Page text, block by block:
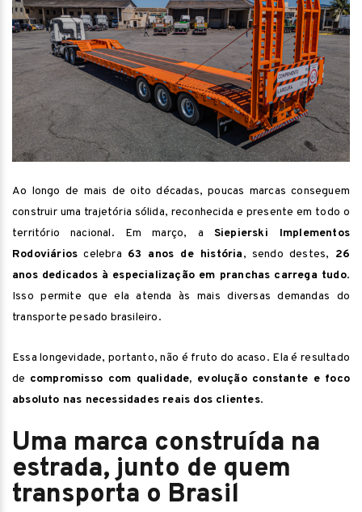
Ao longo de mais de oito décadas, poucas marcas conseguem
construir uma trajetória sólida, reconhecida e presente em todo o
território nacional. Em março, a Siepierski Implementos
Rodoviários celebra 63 anos de história, sendo destes, 26
anos dedicados à especialização em pranchas carrega tudo.
Isso permite que ela atenda às mais diversas demandas do
transporte pesado brasileiro.
Essa longevidade, portanto, não é fruto do acaso. Ela é resultado
de compromisso com qualidade, evolução constante e foco
absoluto nas necessidades reais dos clientes.
Uma marca construída na
estrada, junto de quem
transporta o Brasil